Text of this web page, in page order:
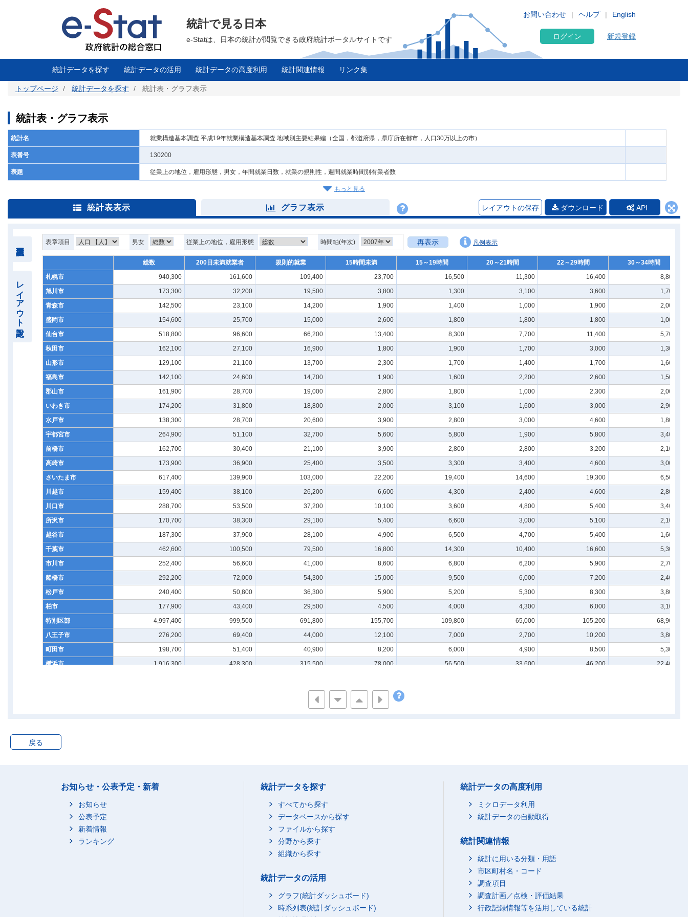
に
English
お問い合わせ ヘルプ
統計で見る日本
e-Statは、日本の統計が閲覧できる政府統計ポータルサイトです ログイン 新規登録
統計データを探す 統計データの活用 統計データの高度利用 統計関連情報 リンク集
トップページ 統計データを探す 統計表・グラフ表示
統計表・グラフ表示
統計名 就業構造基本調査 平成19年就業構造基本調査 地域別主要結果編（全国，都道府県，県庁所在都市，人口30万以上の市）
表番号 130200
表題 従業上の地位，雇用形態，男女，年間就業日数，就業の規則性，週間就業時間別有業者数
もっと見る
統計表表示 グラフ表示 レイアウトの保存 ダウンロード API
レイアウト設定
表章項目 男女 従業上の地位，雇用形態 時間軸(年次) 再表示 凡例表示
総数 200日未満就業者 規則的就業 15時間未満 15～19時間 20～21時間 22～29時間
30～34時間
札幌市
940,300 161,600 109,400 23,700 16,500 11,300 16,400
8,800
旭川市
173,300 32,200 19,500 3,800 1,300 3,100 3,600
1,700
青森市
142,500 23,100 14,200 1,900 1,400 1,000 1,900
2,000
盛岡市
154,600 25,700 15,000 2,600 1,800 1,800 1,800
1,000
仙台市
518,800 96,600 66,200 13,400 8,300 7,700 11,400
5,700
秋田市
162,100 27,100 16,900 1,800 1,900 1,700 3,000
1,300
山形市
129,100 21,100 13,700 2,300 1,700 1,400 1,700
1,600
福島市
142,100 24,600 14,700 1,900 1,600 2,200 2,600
1,500
郡山市
161,900 28,700 19,000 2,800 1,800 1,000 2,300
2,000
いわき市
174,200 31,800 18,800 2,000 3,100 1,600 3,000
2,900
水戸市
138,300 28,700 20,600 3,900 2,800 3,000 4,600
1,800
宇都宮市
264,900 51,100 32,700 5,600 5,800 1,900 5,800
3,400
前橋市
162,700 30,400 21,100 3,900 2,800 2,800 3,200
2,100
高崎市
173,900 36,900 25,400 3,500 3,300 3,400 4,600
3,000
さいたま市
617,400 139,900 103,000 22,200 19,400 14,600 19,300
6,500
川越市
159,400 38,100 26,200 6,600 4,300 2,400 4,600
2,800
川口市
288,700 53,500 37,200 10,100 3,600 4,800 5,400
3,400
所沢市
170,700 38,300 29,100 5,400 6,600 3,000 5,100
2,100
越谷市
187,300 37,900 28,100 4,900 6,500 4,700 5,400
1,600
千葉市
462,600 100,500 79,500 16,800 14,300 10,400 16,600
5,300
市川市
252,400 56,600 41,000 8,600 6,800 6,200 5,900
2,700
船橋市
292,200 72,000 54,300 15,000 9,500 6,000 7,200
2,400
松戸市
240,400 50,800 36,300 5,900 5,200 5,300 8,300
3,800
柏市
177,900 43,400 29,500 4,500 4,000 4,300 6,000
3,100
特別区部
4,997,400 999,500 691,800 155,700 109,800 65,000 105,200
68,900
八王子市
276,200 69,400 44,000 12,100 7,000 2,700 10,200
3,800
町田市
198,700 51,400 40,900 8,200 6,000 4,900 8,500
5,300
横浜市
1,916,300 428,300 315,500 78,000 56,500 33,600 46,200
22,400
36,900 7,800
41,000 10,200
新潟市
富山市
甲府市
13,800 1,900 1,500
31,200 2,400
28,500 3,800
8,600
54,800
19,800
26,800
30,400 1,900
25,100 2,400 6,900
戻る
お知らせ・公表予定・新着
お知らせ
公表予定
新着情報
ランキング
統計データを探す
すべてから探す
データベースから探す
ファイルから探す
分野から探す
組織から探す
統計データの活用
グラフ(統計ダッシュボード)
時系列表(統計ダッシュボード)
統計データの高度利用
ミクロデータ利用
統計データの自動取得
統計関連情報
統計に用いる分類・用語
市区町村名・コード
調査項目
調査計画／点検・評価結果
行政記録情報等を活用している統計